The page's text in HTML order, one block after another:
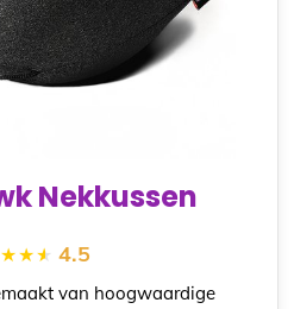
Nekkussen
4.5
van hoogwaardige